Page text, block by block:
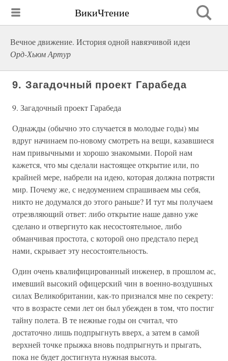
ВикиЧтение
Вечное движение. История одной навязчивой идеи
Орд-Хьюм Артур
9. Загадочный проект Гарабеда
9. Загадочный проект Гарабеда
Однажды (обычно это случается в молодые годы) мы
вдруг начинаем по-новому смотреть на вещи, казавшиеся
нам привычными и хорошо знакомыми. Порой нам
кажется, что мы сделали настоящее открытие или, по
крайней мере, набрели на идею, которая должна потрясти
мир. Почему же, с недоумением спрашиваем мы себя,
никто не додумался до этого раньше? И тут мы получаем
отрезвляющий ответ: либо открытие наше давно уже
сделано и отвергнуто как несостоятельное, либо
обманчивая простота, с которой оно предстало перед
нами, скрывает эту несостоятельность.
Один очень квалифицированный инженер, в прошлом ас,
имевший высокий офицерский чин в военно-воздушных
силах Великобритании, как-то признался мне по секрету:
что в возрасте семи лет он был убежден в том, что постиг
тайну полета. В те нежные годы он считал, что
достаточно лишь подпрыгнуть вверх, а затем в самой
верхней точке прыжка вновь подпрыгнуть и прыгать,
пока не будет достигнута нужная высота.